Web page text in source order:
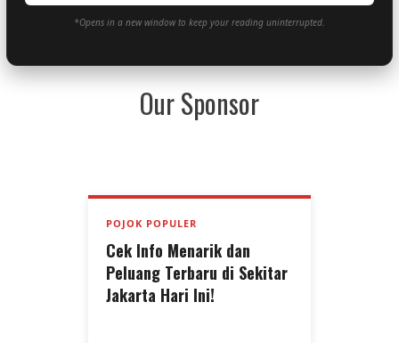
*Opens in a new window to keep your reading uninterrupted.
Our Sponsor
POJOK POPULER
Cek Info Menarik dan
Peluang Terbaru di Sekitar
Jakarta Hari Ini!